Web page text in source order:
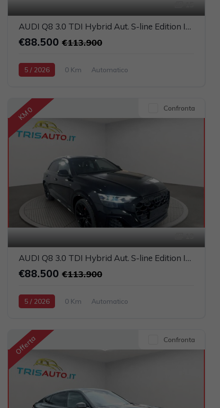
AUDI Q8 3.0 TDI Hybrid Aut. S-line Edition IVATA (TETTO PANORAMICO APRIBILE)
€88.500 €113.900
5 / 2026 0 Km
Automatico
2967cc 286CV / 210KW
KM 0 Confronta
AUDI Q8 3.0 TDI Hybrid Aut. S-line Edition IVATA (TETTO PANORAMICO APRIBILE)
€88.500 €113.900
5 / 2026 0 Km
Automatico
2967cc 286CV / 210KW
Offerta Confronta